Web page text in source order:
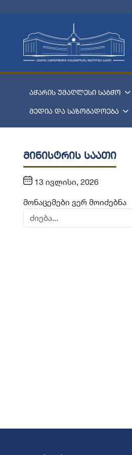
აჭარის უმაღლესი საბჭო
მედია და საზოგადოება
მინისტრის საათი
13 ივლისი, 2026
მონაცემები ვერ მოიძებნა